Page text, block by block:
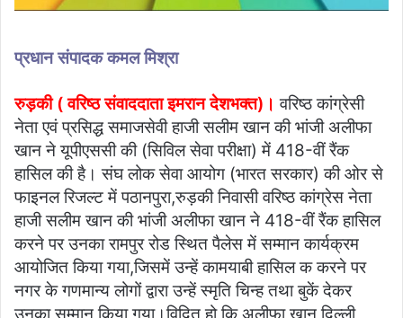
प्रधान संपादक कमल मिश्रा
रुड़की ( वरिष्ठ संवाददाता इमरान देशभक्त)। वरिष्ठ कांग्रेसी
नेता एवं प्रसिद्ध समाजसेवी हाजी सलीम खान की भांजी अलीफा
खान ने यूपीएससी की (सिविल सेवा परीक्षा) में 418-वीं रैंक
हासिल की है। संघ लोक सेवा आयोग (भारत सरकार) की ओर से
फाइनल रिजल्ट में पठानपुरा,रुड़की निवासी वरिष्ठ कांग्रेस नेता
हाजी सलीम खान की भांजी अलीफा खान ने 418-वीं रैंक हासिल
करने पर उनका रामपुर रोड स्थित पैलेस में सम्मान कार्यक्रम
आयोजित किया गया,जिसमें उन्हें कामयाबी हासिल क करने पर
नगर के गणमान्य लोगों द्वारा उन्हें स्मृति चिन्ह तथा बुकें देकर